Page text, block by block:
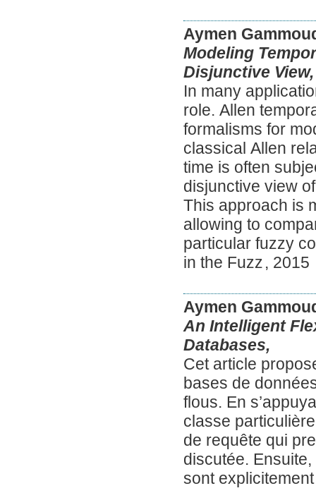
Aymen
Modeling
Disjunctive View,
In many
role. Allen
formalisms for
classical Allen
time is often
disjunctive view
This approach is
allowing to
particular fuzzy
in the Fuzz, 2015
Aymen
An Intelligent
Databases,
Cet article
bases de
flous. En
classe
de requête qui
discutée.
sont